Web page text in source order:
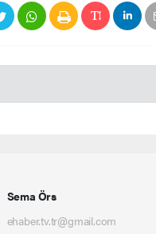
Sema Örs
ehaber.tv.tr@gmail.com